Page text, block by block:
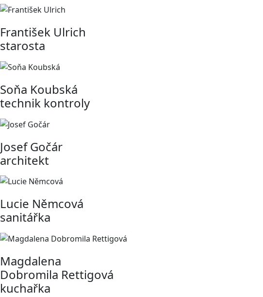
František Ulrich
starosta
Soňa Koubská
technik kontroly
Josef Gočár
architekt
Lucie Němcová
sanitářka
Magdalena
Dobromila Rettigová
kuchařka